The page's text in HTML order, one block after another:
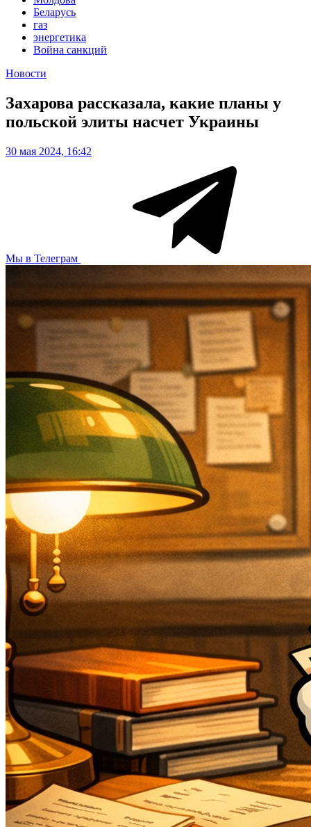
Беларусь
газ
энергетика
Война санкций
Новости
Захарова рассказала, какие планы у
польской элиты насчет Украины
30 мая 2024, 16:42
Мы в Телеграм